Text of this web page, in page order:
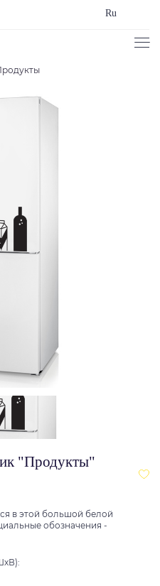
Ru
"Продукты"
в этой большой белой
обозначения -